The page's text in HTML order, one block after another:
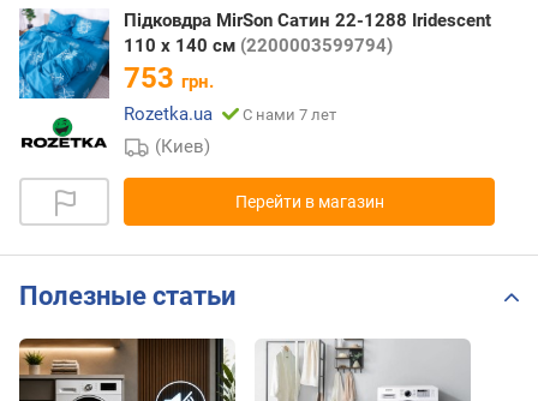
Підковдра MirSon Сатин 22-1288 Iridescent
110 x 140 см (2200003599794)
753 грн.
Rozetka.ua
С нами 7 лет
(Киев)
Перейти в магазин
Полезные статьи